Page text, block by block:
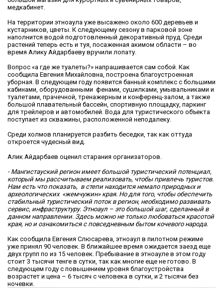
медкабинет.
На территории этноаула уже высажено около 600 деревьев и
кустарников, цветы. К следующему сезону в парковой зоне
наполнится водой подготовленный декоративный пруд. Среди
растений теперь есть и туя, посаженная акимом области – во
время Алику Айдарбаеву вручили лопату.
Вопрос «а где же туалеты?» напрашивается сам собой. Как
сообщила Евгения Михайловна, построена благоустроенная
уборная. В следующем году появится банный комплекс с большими
кабинами, оборудованными фенами, сушилками, умывальниками и
туалетами, прачечной, тренажерным и конференц-залом, а также
большой плавательный бассейн, спортивную площадку, паркинг
для трейлеров и автомобилей. Вода для туристического объекта
поступает из скважины, расположенной неподалеку.
Среди холмов планируется разбить беседки, так как оттуда
откроется чудесный вид.
Алик Айдарбаев оценил старания организаторов.
- Мангистауский регион имеет большой туристический потенциал,
который мы рассчитываем реализовать, чтобы привлечь туристов.
Нам есть что показать, в степи находится немало природных и
археологических «жемчужин» края. Но для того, чтобы обеспечить
стабильный туристический поток в регион, необходимо развивать
сервис, инфраструктуру. Этноаул – это большой шаг, сделанный в
данном направлении. Здесь можно не только любоваться красотой
края, но и ознакомиться с повседневным бытом кочевого народа.
Как сообщила Евгения Слюсарева, этноаул в пилотном режиме
уже принял 90 человек. В ближайшее время ожидается заезд еще
двух групп по из 15 человек. Пребывание в этноауле в этом году
стоит 3 тысячи тенге в сутки, так как многие еще не готово. В
следующем году с повышением уровня благоустройства
возрастет и цена – 6 тысяч с человека в сутки, и 2 тысячи без
ночевки.